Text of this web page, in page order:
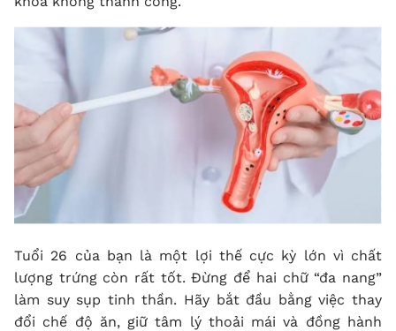
Tuổi 26 của bạn là một lợi thế cực kỳ lớn vì chất
lượng trứng còn rất tốt. Đừng để hai chữ “đa nang”
làm suy sụp tinh thần. Hãy bắt đầu bằng việc thay
đổi chế độ ăn, giữ tâm lý thoải mái và đồng hành